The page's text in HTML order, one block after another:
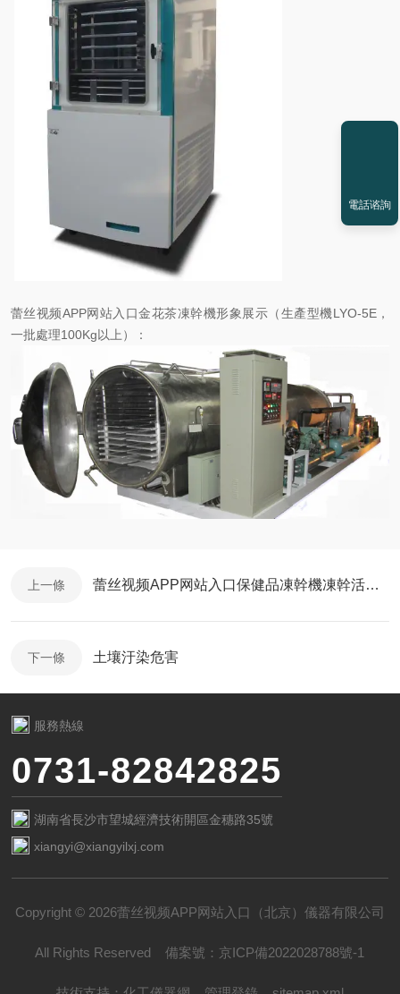
蕾丝视频APP网站入口金花茶凍幹機形象展示（生產型機LYO-5E，
一批處理100Kg以上）：
上一條 蕾丝视频APP网站入口保健品凍幹機凍幹活性酶優勢
下一條 土壤汙染危害
服務熱線
0731-82842825
湖南省長沙市望城經濟技術開區金穗路35號
xiangyi@xiangyilxj.com
Copyright © 2026蕾丝视频APP网站入口（北京）儀器有限公司
All Rights Reserved備案號： 京ICP備2022028788號-1
電話谘詢